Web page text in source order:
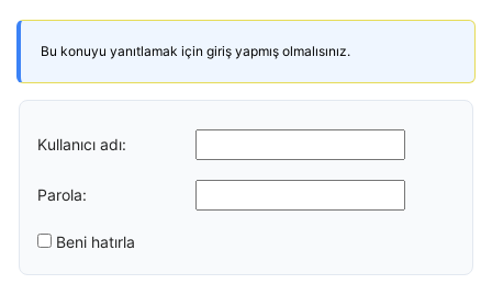
Bu konuyu yanıtlamak için giriş yapmış olmalısınız.
Kullanıcı adı:
Parola:
Beni hatırla